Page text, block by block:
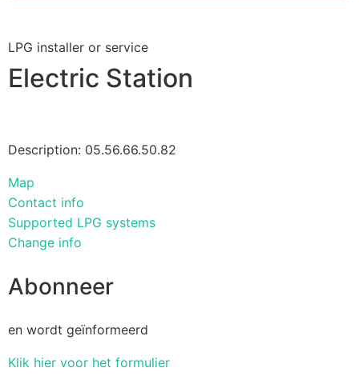
LPG installer or service
Electric Station
Description: 05.56.66.50.82
Map
Contact info
Supported LPG systems
Change info
Abonneer
en wordt geïnformeerd
Klik hier voor het formulier